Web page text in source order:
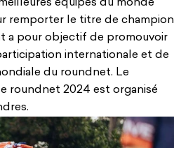
équipes du monde
remporter le titre de champion
a pour objectif de promouvoir
internationale et de
du roundnet. Le
roundnet 2024 est organisé